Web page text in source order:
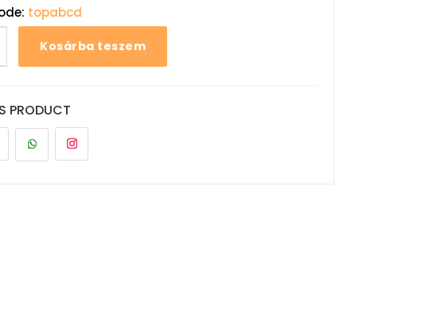
topabcd
Kosárba teszem
PRODUCT